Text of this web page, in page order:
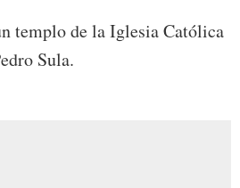
templo de la Iglesia Católica
Sula.